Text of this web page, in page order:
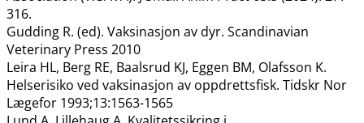
316.
Gudding R. (ed). Vaksinasjon av dyr. Scandinavian
Veterinary Press 2010
Leira HL, Berg RE, Baalsrud KJ, Eggen BM, Olafsson K.
Helserisiko ved vaksinasjon av oppdrettsfisk. Tidskr Nor
Lægefor 1993;13:1563-1565